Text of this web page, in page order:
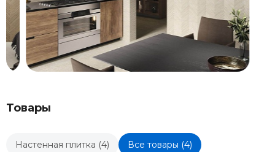
Товары
Настенная плитка (4) Все товары (4)